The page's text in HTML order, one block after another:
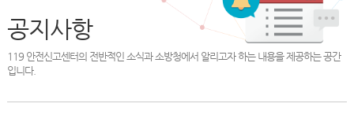
공지사항
119 안전신고센터의 전반적인 소식과 소방청에서 알리고자 하는 내용을 제공하는 공간
입니다.